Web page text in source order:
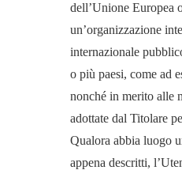
dell’Unione Europea
un’organizzazione
internazionale
o più paesi, come ad
nonché in merito alle
adottate dal Titolare
Qualora abbia luogo
appena descritti,